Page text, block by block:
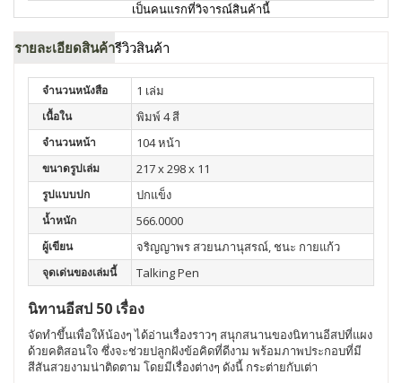
เป็นคนแรกที่วิจารณ์สินค้านี้
รายละเอียดสินค้ารีวิวสินค้า
จำนวนหนังสือ 1 เล่ม
เนื้อใน พิมพ์ 4 สี
จำนวนหน้า 104 หน้า
ขนาดรูปเล่ม 217 x 298 x 11
รูปแบบปก ปกแข็ง
น้ำหนัก 566.0000
ผู้เขียน จริญญาพร สวยนภานุสรณ์, ชนะ กายแก้ว
จุดเด่นของเล่มนี้ Talking Pen
นิทานอีสป 50 เรื่อง
จัดทำขึ้นเพื่อให้น้องๆ ได้อ่านเรื่องราวๆ สนุกสนานของนิทานอีสปที่แผง
ด้วยคติสอนใจ ซึ่งจะช่วยปลูกฝังข้อคิดที่ดีงาม พร้อมภาพประกอบที่มี
สีสันสวยงามน่าติดตาม โดยมีเรื่องต่างๆ ดังนี้ กระต่ายกับเต่า